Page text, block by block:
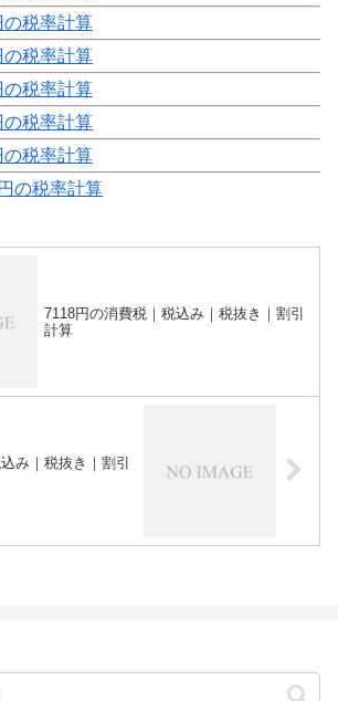
税率計算
税率計算
税率計算
税率計算
税率計算
の税率計算
7118円の消費税｜税込み｜税抜き｜割引
計算
み｜税抜き｜割引